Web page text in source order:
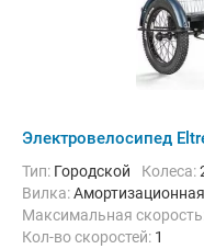
Электровелосипед
Тип: Городской Колеса:
Вилка:Амортизационная
Максимальная
Кол-во скоростей: 1